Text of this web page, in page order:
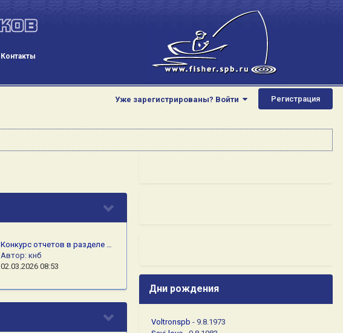
Контакты
Уже зарегистрированы? Войти Регистрация
Конкурс отчетов в разделе …
Автор: кнб
02.03.2026 08:53
Дни рождения
Voltronspb - 9.8.1973